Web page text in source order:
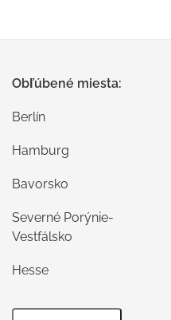
Obľúbené miesta:
Berlín
Hamburg
Bavorsko
Severné Porýnie-
Vestfálsko
Hesse